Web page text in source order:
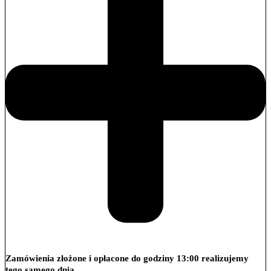
Zamówienia złożone i opłacone do godziny 13:00 realizujemy